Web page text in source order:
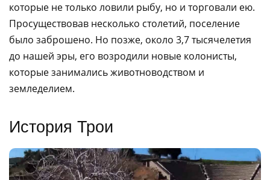
которые не только ловили рыбу, но и торговали ею.
Просуществовав несколько столетий, поселение
было заброшено. Но позже, около 3,7 тысячелетия
до нашей эры, его возродили новые колонисты,
которые занимались животноводством и
земледелием.
История Трои